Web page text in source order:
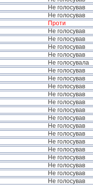
Не голосував
Не голосував
Проти
Не голосував
Не голосував
Не голосував
Не голосував
Не голосувала
Не голосував
Не голосував
Не голосував
Не голосував
Не голосував
Не голосував
Не голосував
Не голосував
Не голосував
Не голосував
Не голосував
Не голосував
Не голосував
Не голосував
Не голосував